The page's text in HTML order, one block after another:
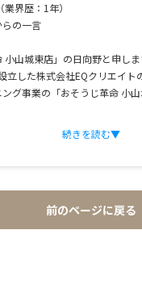
（業界歴：1年）
の一言
小山城東店」の日向野と申しま
立した株式会社EQクリエイト
グ事業の「おそうじ革命 小
生活に寄り添い、どんなことで
う思いを持ってスタートいたし
球を教え、息子の高校時代にも
た目も頭の中も『高校球児』の
チュアダックス)との時間が一
続きを読む▼
前のページに戻る